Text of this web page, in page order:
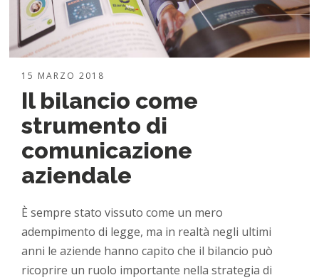
15 MARZO 2018
Il bilancio come
strumento di
comunicazione
aziendale
È sempre stato vissuto come un mero
adempimento di legge, ma in realtà negli ultimi
anni le aziende hanno capito che il bilancio può
ricoprire un ruolo importante nella strategia di